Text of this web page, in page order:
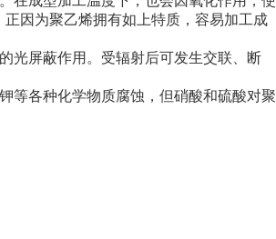
因为聚乙烯拥有如上特质，容易加工成
光屏蔽作用。受辐射后可发生交联、断
等各种化学物质腐蚀，但硝酸和硫酸对聚